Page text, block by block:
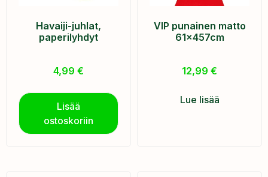
Havaiji-juhlat,
paperilyhdyt
4,99 €
Lisää
ostoskoriin
VIP punainen matto
61x457cm
12,99 €
Lue lisää